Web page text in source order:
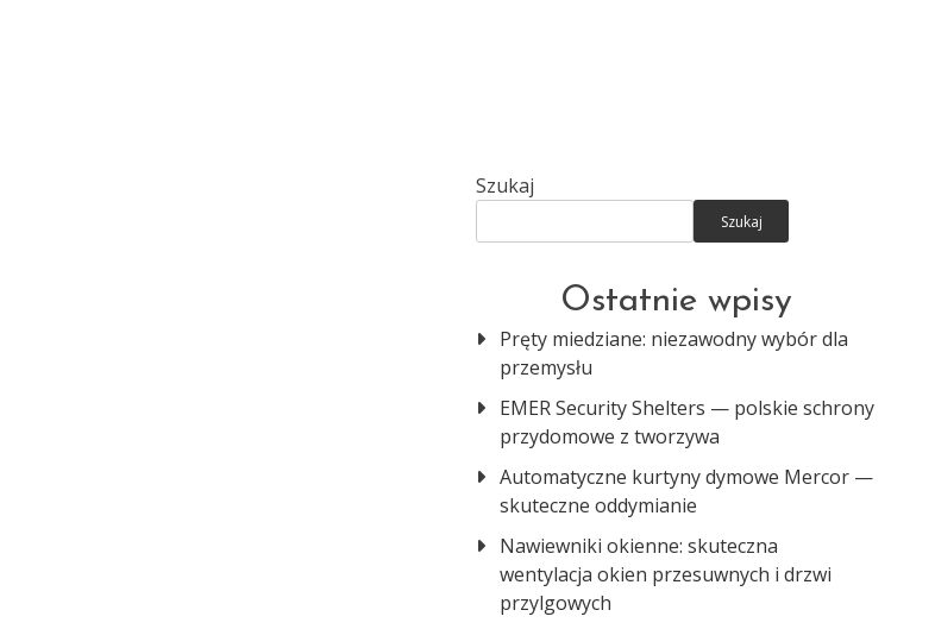
Szukaj
Szukaj
Ostatnie wpisy
Pręty miedziane: niezawodny wybór dla
przemysłu
EMER Security Shelters — polskie schrony
przydomowe z tworzywa
Automatyczne kurtyny dymowe Mercor —
skuteczne oddymianie
Nawiewniki okienne: skuteczna
wentylacja okien przesuwnych i drzwi
przylgowych